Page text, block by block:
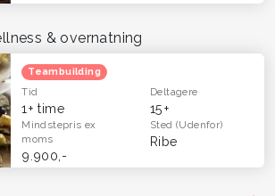
& overnatning
Teambuilding
Tid
1+ time
Deltagere
15+
Mindstepris ex
moms
9.900,-
Sted(Udenfor)
Ribe